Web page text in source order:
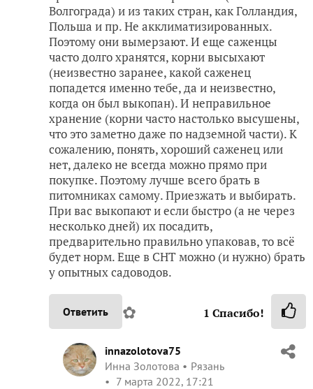
Волгограда) и из таких стран, как Голландия,
Польша и пр. Не акклиматизированных.
Поэтому они вымерзают. И еще саженцы
часто долго хранятся, корни высыхают
(неизвестно заранее, какой саженец
попадется именно тебе, да и неизвестно,
когда он был выкопан). И неправильное
хранение (корни часто настолько высушены,
что это заметно даже по надземной части). К
сожалению, понять, хороший саженец или
нет, далеко не всегда можно прямо при
покупке. Поэтому лучше всего брать в
питомниках самому. Приезжать и выбирать.
При вас выкопают и если быстро (а не через
несколько дней) их посадить,
предварительно правильно упаковав, то всё
будет норм. Еще в СНТ можно (и нужно) брать
у опытных садоводов.
Ответить ✿ 1 Спасибо!
innazolotova75
Инна Золотова
Рязань
7 марта 2022, 17:21